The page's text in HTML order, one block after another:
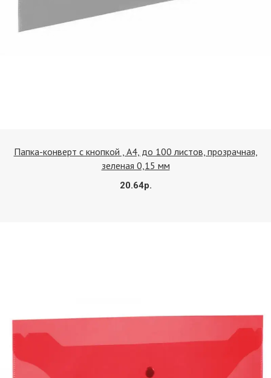
Папка-конверт с кнопкой , А4, до 100 листов, прозрачная,
зеленая 0,15 мм
20.64р.